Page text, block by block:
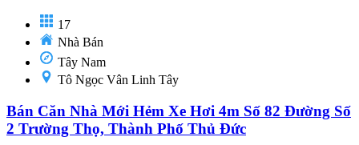
17
Nhà Bán
Tây Nam
Tô Ngọc Vân Linh Tây
Bán Căn Nhà Mới Hẻm Xe Hơi 4m Số 82 Đường Số
2 Trường Thọ, Thành Phố Thủ Đức